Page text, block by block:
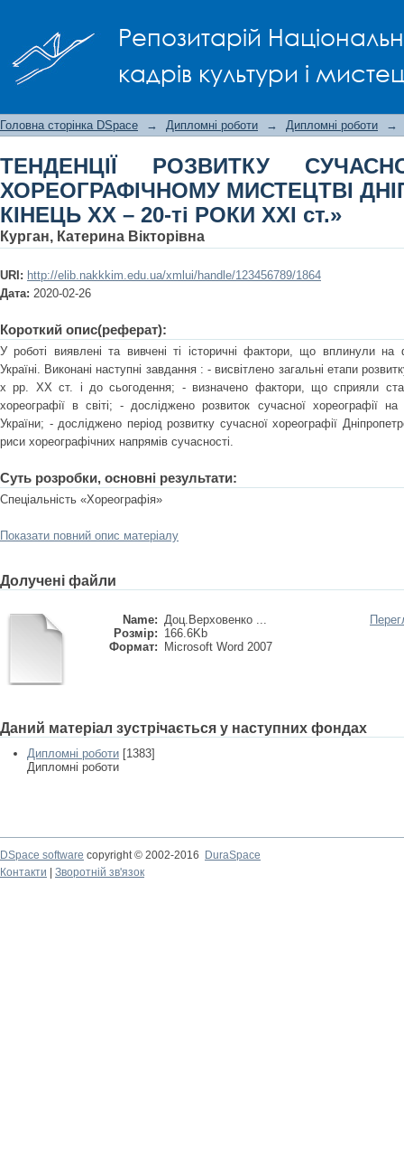
Репозитарій
кадрів культури і
ДНІПРОПЕТРОВЩИНИ: КІНЕЦЬ ХХ – 20-
Головна сторінка DSpace → Дипломні роботи → Дипломні роботи →
ТЕНДЕНЦІЇ РОЗВИТКУ
ХОРЕОГРАФІЧНОМУ МИСТЕЦТВІ
КІНЕЦЬ ХХ – 20-ті РОКИ ХХІ ст.»
Курган, Катерина Вікторівна
URI: http://elib.nakkkim.edu.ua/xmlui/handle/123456789/1864
Дата: 2020-02-26
Короткий опис(реферат):
У роботі виявлені та вивчені ті історичні фактори, що вплинули на
Україні. Виконані наступні завдання : - висвітлено загальні етапи
х рр. ХХ ст. і до сьогодення; - визначено фактори, що сприяли
хореографії в світі; - досліджено розвиток сучасної хореографії на
України; - досліджено період розвитку сучасної хореографії
риси хореографічних напрямів сучасності.
Суть розробки, основні результати:
Спеціальність «Хореографія»
Показати повний опис матеріалу
Долучені файли
Name: Доц.Верховенко ...
Розмір: 166.6Kb
Формат:
Microsoft Word 2007
Даний матеріал зустрічається у наступних фондах
Дипломні роботи [1383]
Дипломні роботи
DSpace software copyright © 2002-2016
DuraSpace
Контакти
Зворотній зв'язок